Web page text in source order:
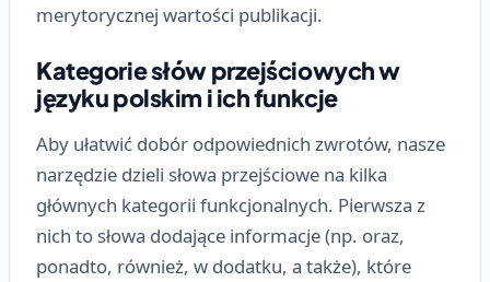
merytorycznej wartości publikacji.
Kategorie słów przejściowych w
języku polskim i ich funkcje
Aby ułatwić dobór odpowiednich zwrotów, nasze
narzędzie dzieli słowa przejściowe na kilka
głównych kategorii funkcjonalnych. Pierwsza z
nich to słowa dodające informacje (np. oraz,
ponadto, również, w dodatku, a także), które